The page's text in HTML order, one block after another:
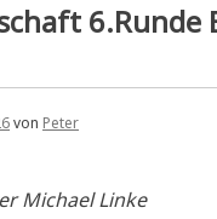
6.Runde
von Peter
Michael Linke